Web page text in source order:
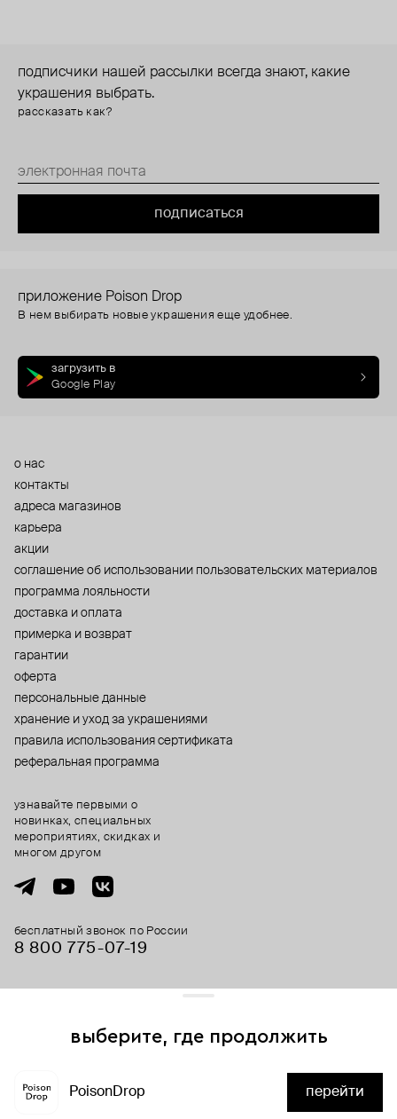
подписчики нашей рассылки всегда знают, какие
украшения выбрать.
рассказать как?
подписаться
приложение Poison Drop
В нем выбирать новые украшения еще удобнее.
загрузить в
Google Play
о нас
контакты
адреса магазинов
карьера
акции
cоглашение об использовании пользовательских материалов
программа лояльности
доставка и оплата
примерка и возврат
гарантии
оферта
персональные данные
хранение и уход за украшениями
правила использования сертификата
реферальная программа
бесплатный звонок по России
8 800 775⁠-07⁠-19
узнавайте первыми о
новинках, специальных
мероприятиях, скидках и
многом другом
выберите, где продолжить
PoisonDrop перейти
и сервисы аналитики. Продолжая его использование,
вы соглашаетесь с нашим